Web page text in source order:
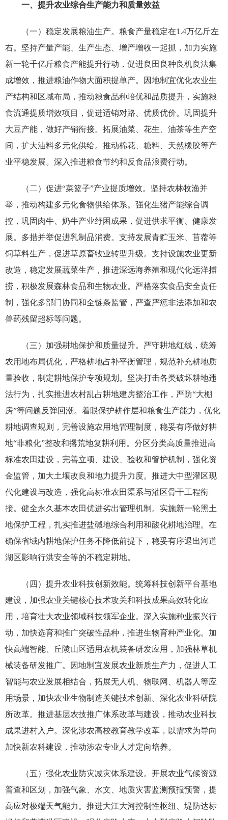
一、提升农业综合生产能力和质量效益
（一）稳定发展粮油生产。粮食产量稳定在1.4万亿斤左
右。坚持产量产能、生产生态、增产增收一起抓，加力实施
新一轮千亿斤粮食产能提升行动，促进良田良种良机良法集
成增效，推进粮油作物大面积提单产。因地制宜优化农业生
产结构和区域布局，推动粮食品种培优和品质提升，实施粮
食流通提质增效项目，促进适销对路、优质优价。巩固提升
大豆产能，做好产销衔接。拓展油菜、花生、油茶等生产空
间，扩大油料多元化供给。推动棉花、糖料、天然橡胶等产
业平稳发展。深入推进粮食节约和反食品浪费行动。
（二）促进“菜篮子”产业提质增效。坚持农林牧渔并
举，推动构建多元化食物供给体系。强化生猪产能综合调
控，巩固肉牛、奶牛产业纾困成果，促进供求平衡、健康发
展。多措并举促进乳制品消费。支持发展青贮玉米、苜蓿等
饲草料生产，促进草原畜牧业转型升级。支持设施农业更新
改造，稳定发展蔬菜生产，推进深远海养殖和现代化远洋捕
捞，积极发展森林食品和生物农业。严格落实食品安全责任
制，强化多部门协同和全链条监管，严查严惩非法添加和农
兽药残留超标等问题。
（三）加强耕地保护和质量提升。严守耕地红线，统筹
农用地布局优化，严格耕地占补平衡管理，规范补充耕地质
量验收，制定耕地保护专项规划。坚决打击各类破坏耕地违
法行为，扎实推进农村乱占耕地建房整治工作，严防“大棚
房”等问题反弹回潮。着眼保护耕作层和粮食生产能力，优化
耕地调查规则，完善设施农用地管理制度，稳妥有序做好耕
地“非粮化”整改和撂荒地复耕利用。分区分类高质量推进高
标准农田建设，完善立项、建设、验收和管护机制，强化资
金监管，加大土壤改良和地力提升力度。推进大中型灌区现
代化建设与改造，强化高标准农田渠系与灌区骨干工程衔
接。健全永久基本农田优进劣出管理机制。实施新一轮黑土
地保护工程，扎实推进盐碱地综合利用和酸化耕地治理。在
确保省域内耕地保护任务不降低前提下，稳妥有序退出河道
湖区影响行洪安全等的不稳定耕地。
（四）提升农业科技创新效能。统筹科技创新平台基地
建设，加强农业关键核心技术攻关和科技成果高效转化应
用，培育壮大农业领域科技领军企业。深入实施种业振兴行
动，加快选育和推广突破性品种，推进生物育种产业化。加
快高端智能、丘陵山区适用农机装备研发应用，加强林草机
械装备研发推广。因地制宜发展农业新质生产力，促进人工
智能与农业发展相结合，拓展无人机、物联网、机器人等应
用场景，加快农业生物制造关键技术创新。深化农业科研院
所改革。推进基层农技推广体系改革与建设，推动农业科技
成果进村入户。深化涉农高校教育教学改革，以需求为导向
加快新农科建设，推动涉农专业人才定向培养。
（五）强化农业防灾减灾体系建设。开展农业气候资源
普查和区划，加强气象、水文、地质灾害监测预报预警，提
高应对极端天气能力。推进大江大河控制性枢纽、堤防达标